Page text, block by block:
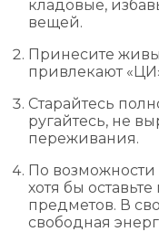
кладовые,
вещей.
Принесите
привлекают
Старайтесь
ругайтесь, не
переживания.
По
хотя бы
предметов. В
свободная